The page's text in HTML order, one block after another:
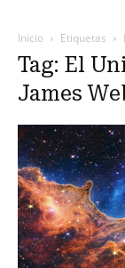
Inicio Etiquetas
Tag: El
James